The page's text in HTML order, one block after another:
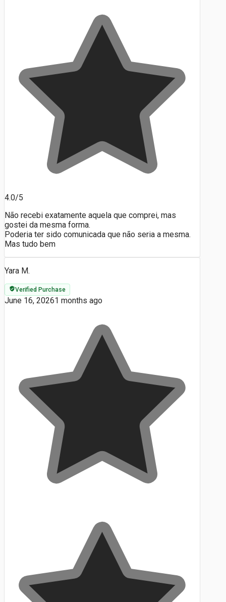
4.0/5
Não recebi exatamente aquela que comprei, mas
gostei da mesma forma.
Poderia ter sido comunicada que não seria a mesma.
Mas tudo bem
Yara M.
Verified Purchase
June 16, 20261 months ago